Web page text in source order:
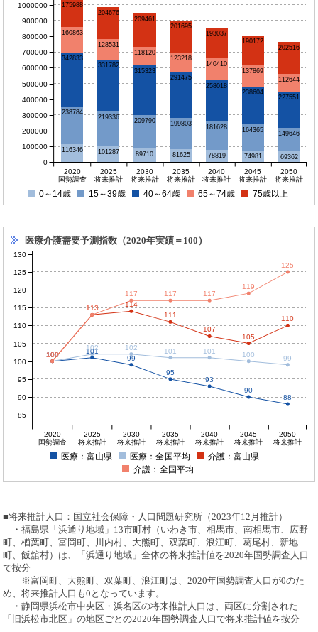
116346 101287 89710 81625 78819 74981 69362
238784
219336 209790 199803 181628 164365 149646
342833
331782
315323
291475
258018
238604
227551
160863
128531
118120
123218
140410
137869
112644
175988
204676
209461
201695
193037
190172
202516
2020
国勢調査
2025
将来推計
2030
将来推計
2035
将来推計
2040
将来推計
2045
将来推計
2050
将来推計
0
100000
200000
300000
400000
500000
600000
700000
800000
900000
1000000
0～14歳 15～39歳 40～64歳 65～74歳 75歳以上
医療介護需要予測指数（2020年実績＝100）
100
101
99
95
93
90
88
100
102 102 101 101 100 99
100
113
114
111
107
105
110
100
113
117 117 117
119
125
2020
国勢調査
2025
将来推計
2030
将来推計
2035
将来推計
2040
将来推計
2045
将来推計
2050
将来推計
85
90
95
100
105
110
115
120
125
130
医療：富山県 医療：全国平均
介護：富山県
介護：全国平均
■将来推計人口：国立社会保障・人口問題研究所（2023年12月推計）
・福島県「浜通り地域」13市町村（いわき市、相馬市、南相馬市、広野
町、楢葉町、富岡町、川内村、大熊町、双葉町、浪江町、葛尾村、新地
町、飯舘村）は、「浜通り地域」全体の将来推計値を2020年国勢調査人口
で按分
※富岡町、大熊町、双葉町、浪江町は、2020年国勢調査人口が0のた
め、将来推計人口も0となっています。
・静岡県浜松市中央区・浜名区の将来推計人口は、両区に分割された
「旧浜松市北区」の地区ごとの2020年国勢調査人口で将来推計値を按分